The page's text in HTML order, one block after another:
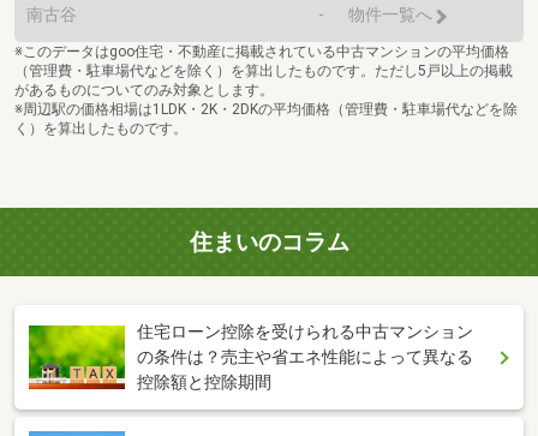
南古谷 - 物件一覧へ
※このデータはgoo住宅・不動産に掲載されている中古マンションの平均価格
（管理費・駐車場代などを除く）を算出したものです。ただし5戸以上の掲載
があるものについてのみ対象とします。
※周辺駅の価格相場は1LDK・2K・2DKの平均価格（管理費・駐車場代などを除
く）を算出したものです。
住まいのコラム
住宅ローン控除を受けられる中古マンション
の条件は？売主や省エネ性能によって異なる
控除額と控除期間